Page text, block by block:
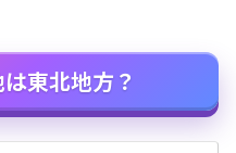
東北地方？